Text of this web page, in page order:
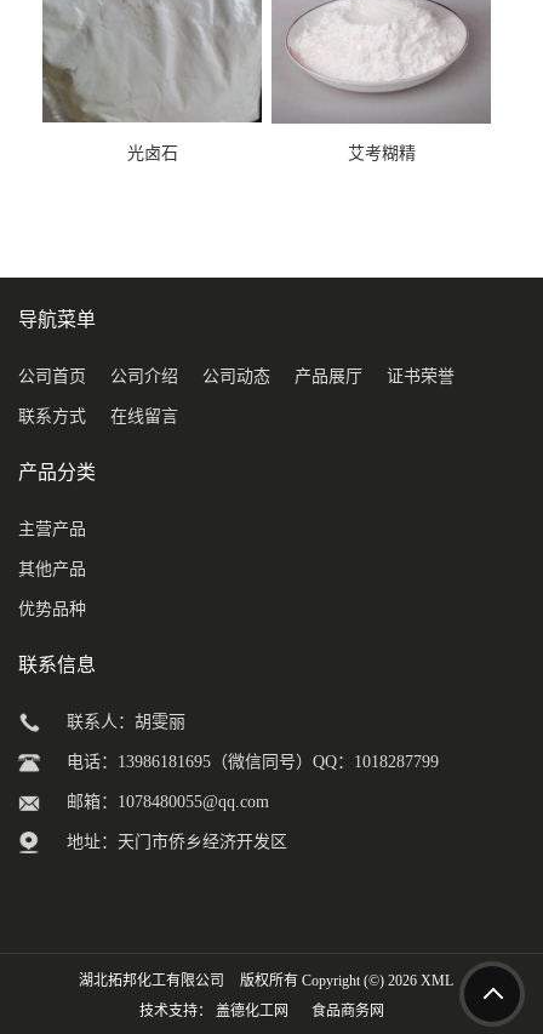
光卤石 艾考糊精
导航菜单
公司首页 公司介绍 公司动态 产品展厅 证书荣誉
联系方式 在线留言
产品分类
主营产品
其他产品
优势品种
联系信息
联系人：胡雯丽
电话：13986181695（微信同号）QQ：1018287799
邮箱： 1078480055@qq.com
地址：天门市侨乡经济开发区
湖北拓邦化工有限公司 版权所有 Copyright (©) 2026 XML
技术支持： 盖德化工网 食品商务网